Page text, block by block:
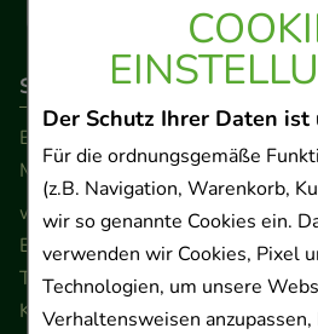
Der Schutz Ihrer Daten
Für die ordnungsgemäße
(z.B. Navigation, Warenkorb,
wir so genannte Cookies ein.
verwenden wir Cookies, Pixel
Technologien, um unsere
Verhaltensweisen
So erreichen Sie uns
Beratung und Kundenservice:
Montag - Freitag von 9.00 bis
www.ApoSalis.de· E-Mail:
Ernst-August-Platz 2 · 30159
Telefon 0511 89 71 80 0 · Fax
Kontaktformular